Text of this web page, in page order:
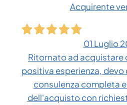
Acquirente
01 Luglio
Ritornato ad
positiva esperienza,
consulenza completa
dell'acquisto con